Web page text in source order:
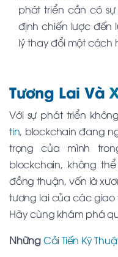
phát triển cần có
định chiến lược đến
lý thay đổi một cách
Tương Lai Và
Với sự phát triển
tin, blockchain đang
trọng của mình
blockchain, không
đồng thuận, vốn là
tương lai của các giao
Hãy cùng khám phá
NhữngCải Tiến Kỹ